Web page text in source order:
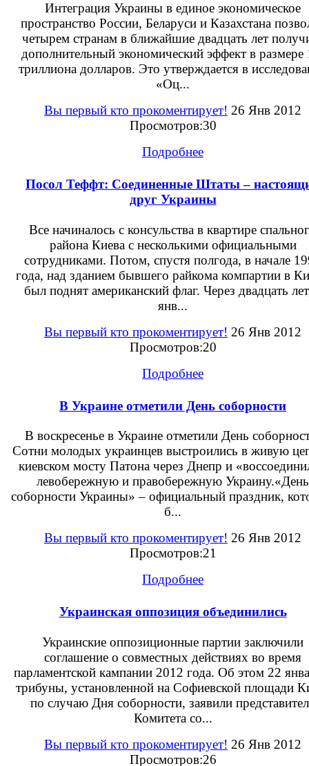
Интеграция Украины в единое экономическое
пространство России, Беларуси и Казахстана
четырем странам в ближайшие двадцать лет
дополнительный экономический эффект в размере
триллиона долларов. Это утверждается в
«Оц...
Вы первый кто прокоментирует! 26 Янв 2012
Просмотров:30
Подробнее
Посол Теффт: Соединенные Штаты –
друг Украины
Все начиналось с консульства в квартире
района Киева с несколькими официальными
сотрудниками. Потом, спустя полгода, в начале
года, над зданием бывшего райкома компартии в
был поднят американский флаг. Через двадцать
янв...
Вы первый кто прокоментирует! 26 Янв 2012
Просмотров:20
Подробнее
В Украине отметили День соборности
В воскресенье в Украине отметили День
Сотни молодых украинцев выстроились в живую
киевском мосту Патона через Днепр и
левобережную и правобережную Украину.«День
соборности Украины» – официальный праздник,
б...
Вы первый кто прокоментирует! 26 Янв 2012
Просмотров:21
Подробнее
Украинская оппозиция объединились
Украинские оппозиционные партии заключили
соглашение о совместных действиях во время
парламентской кампании 2012 года. Об этом 22
трибуны, установленной на Софиевской площади
по случаю Дня соборности, заявили
Комитета со...
Вы первый кто прокоментирует! 26 Янв 2012
Просмотров:26